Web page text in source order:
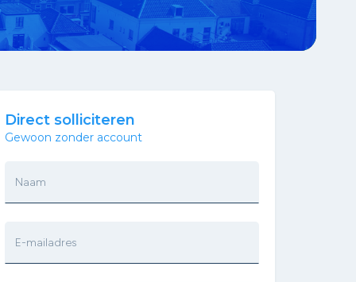
Direct solliciteren
Gewoon zonder account
Naam
E-mailadres